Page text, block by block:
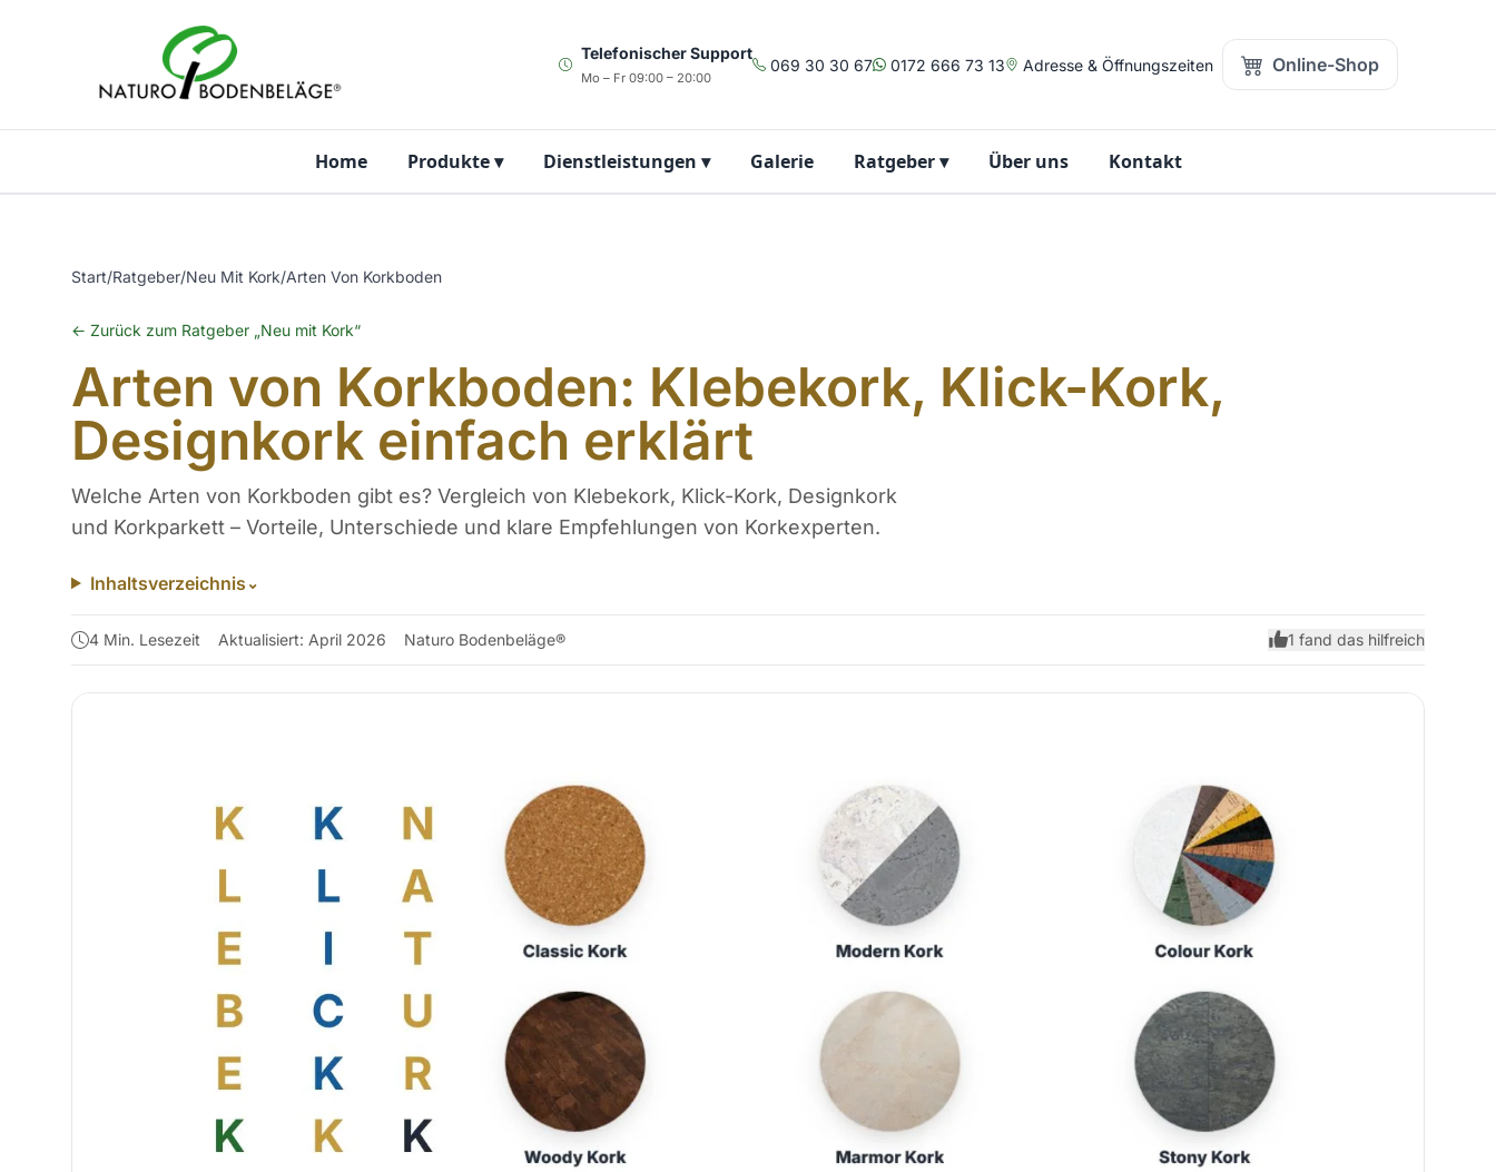
Telefonischer Support
Mo – Fr 09:00 – 20:00
069 30 30 67 0172 666 73 13 Adresse & Öffnungszeiten Online-Shop
Home Produkte▾ Dienstleistungen ▾ Galerie Ratgeber▾ Über uns Kontakt
Start/Ratgeber/Neu Mit Kork/Arten Von Korkboden
← Zurück zum Ratgeber „Neu mit Kork“
Arten von Korkboden: Klebekork, Klick-Kork,
Designkork einfach erklärt
Welche Arten von Korkboden gibt es? Vergleich von Klebekork, Klick-Kork, Designkork
und Korkparkett – Vorteile, Unterschiede und klare Empfehlungen von Korkexperten.
Inhaltsverzeichnis ⌄
4 Min. Lesezeit Aktualisiert: April 2026 Naturo Bodenbeläge® 1 fand das hilfreich